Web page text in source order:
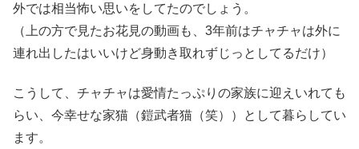
外では相当怖い思いをしてたのでしょう。
（上の方で見たお花見の動画も、3年前はチャチャは外に
連れ出したはいいけど身動き取れずじっとしてるだけ）
こうして、チャチャは愛情たっぷりの家族に迎えいれても
らい、今幸せな家猫（鎧武者猫（笑））として暮らしてい
ます。